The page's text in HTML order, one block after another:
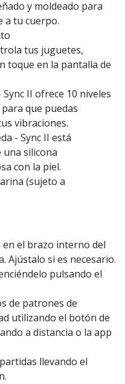
y moldeado para
a tu cuerpo.
tus juguetes,
toque en la pantalla de
II ofrece 10 niveles
que puedas
vibraciones.
- Sync II está
silicona
con la piel.
(sujeto a
en el brazo interno del
Ajústalo si es necesario.
pulsando el
de patrones de
utilizando el botón de
a distancia o la app
llevando el